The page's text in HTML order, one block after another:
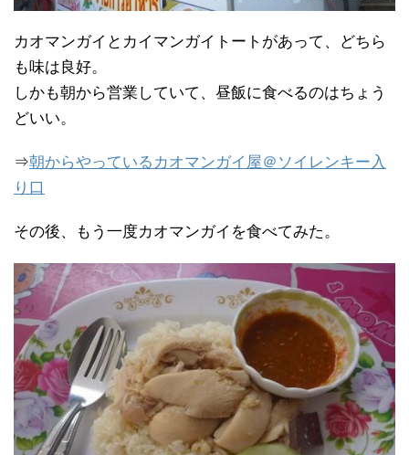
カオマンガイとカイマンガイトートがあって、どちら
も味は良好。
しかも朝から営業していて、昼飯に食べるのはちょう
どいい。
⇒朝からやっているカオマンガイ屋＠ソイレンキー入
り口
その後、もう一度カオマンガイを食べてみた。